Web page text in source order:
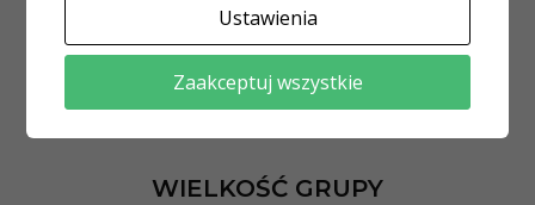
ze względów bezpieczeństwa,
preferujemy obecnie szkolenia w
on-line na żywo z trenerem.
WIELKOŚĆ GRUPY
Ustawienia
Zaakceptuj wszystkie